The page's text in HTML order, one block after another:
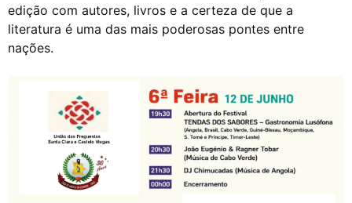
edição com autores, livros e a certeza de que a
literatura é uma das mais poderosas pontes entre
nações.